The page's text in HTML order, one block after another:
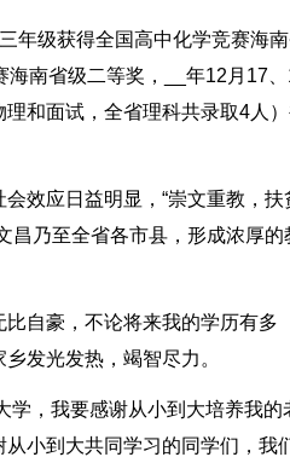
年级获得全国高中化学竞赛海
南省级二等奖，__年12月17
和面试，全省理科共录取4人
效应日益明显，“崇文重教，扶
昌乃至全省各市县，形成浓厚的
自豪，不论将来我的学历有多
发光发热，竭智尽力。
学，我要感谢从小到大培养我的
小到大共同学习的同学们，我